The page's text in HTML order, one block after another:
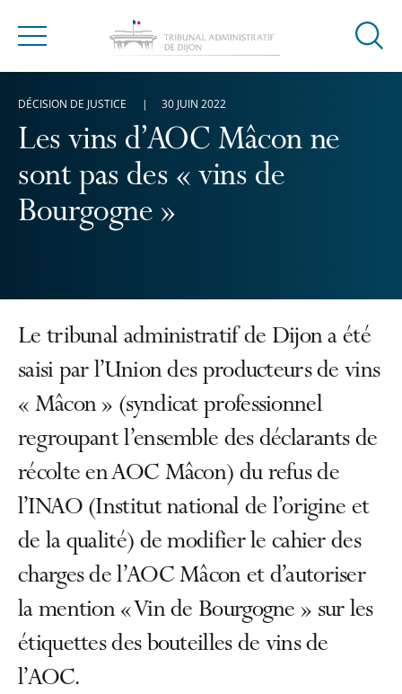
Menu
Ouvrir
Les vins d’AOC Mâcon ne
sont pas des « vins de
Bourgogne »
DÉCISION DE JUSTICE 30 JUIN 2022
Le tribunal administratif de Dijon a été
saisi par l’Union des producteurs de vins
« Mâcon » (syndicat professionnel
regroupant l’ensemble des déclarants de
récolte en AOC Mâcon) du refus de
l’INAO (Institut national de l’origine et
de la qualité) de modifier le cahier des
charges de l’AOC Mâcon et d’autoriser
la mention « Vin de Bourgogne » sur les
étiquettes des bouteilles de vins de
l’AOC.